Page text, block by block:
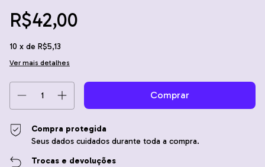
R$42,00
10 x de R$5,13
Ver mais detalhes
Compra protegida
Seus dados cuidados durante toda a compra.
Trocas e devoluções